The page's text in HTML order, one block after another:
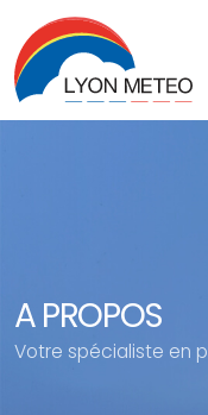
A PROPOS
Votre spécialiste en